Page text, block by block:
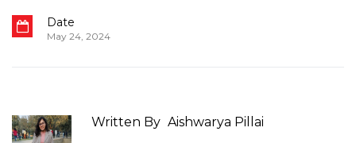
Date
May 24, 2024
Written By Aishwarya Pillai